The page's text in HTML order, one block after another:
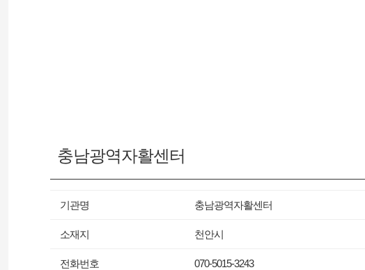
충남광역자활센터
기관명 충남광역자활센터
소재지 천안시
전화번호 070-5015-3243